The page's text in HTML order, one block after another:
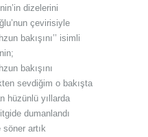
dizelerini
çevirisiyle
bakışını’’ isimli
bakışını
sevdiğim o bakışta
hüzünlü yıllarda
dumanlandı
artık